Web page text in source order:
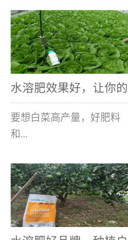
南走访时，发现当地许多
蔬菜产区，老棚数量占多
数，连年的重茬、土壤板
结等原因，导致土壤差，
作物根系...
水溶肥效果好，让你的
白菜增产不是问题
要想白菜高产量，好肥料
和...
好的技术管理缺一不可，
相信广大白菜种植户们都
深有体会。今天就一起来
看看，什么样的水溶肥可